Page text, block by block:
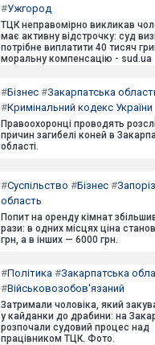
#Ужгород
ТЦК неправомірно викликав
має активну відстрочку: суд
потрібне виплатити 40 тисяч
моральну компенсацію - sud.ua
#Бізнес #Закарпатська
#Кримінальний кодекс України
Правоохоронці проводять
причин загибелі коней в
області.
#Суспільство #Бізнес #
область
Попит на оренду кімнат
рази: в одних місцях ціна
грн, а в інших — 6000 грн.
#Політика #Закарпатська
#Військовозобов'язаний
Затримали чоловіка, який
у кайданки до драбини: на
розпочали судовий процес над
працівником ТЦК. Фото.